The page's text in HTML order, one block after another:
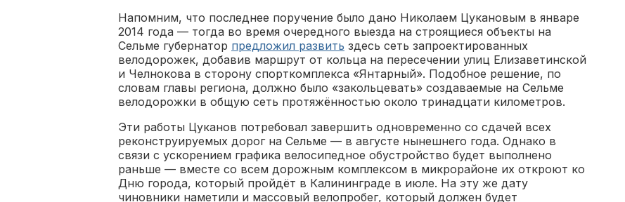
Напомним, что последнее поручение было дано Николаем Цукановым в январе
2014 года — тогда во время очередного выезда на строящиеся объекты на
Сельме губернатор предложил развить здесь сеть запроектированных
велодорожек, добавив маршрут от кольца на пересечении улиц Елизаветинской
и Челнокова в сторону спорткомплекса «Янтарный». Подобное решение, по
словам главы региона, должно было «закольцевать» создаваемые на Сельме
велодорожки в общую сеть протяжённостью около тринадцати километров.
Эти работы Цуканов потребовал завершить одновременно со сдачей всех
реконструируемых дорог на Сельме — в августе нынешнего года. Однако в
связи с ускорением графика велосипедное обустройство будет выполнено
раньше — вместе со всем дорожным комплексом в микрорайоне их откроют ко
Дню города, который пройдёт в Калининграде в июле. На эту же дату
чиновники наметили и массовый велопробег, который должен будет